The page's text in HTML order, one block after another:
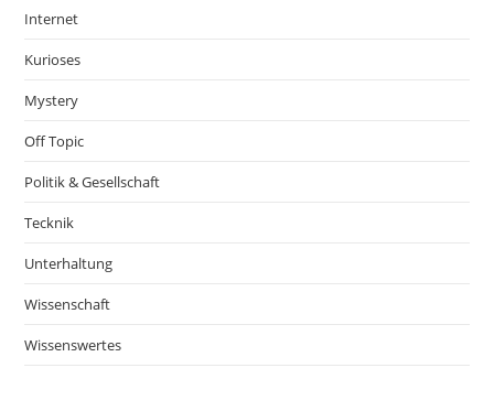
Internet
Kurioses
Mystery
Off Topic
Politik & Gesellschaft
Tecknik
Unterhaltung
Wissenschaft
Wissenswertes